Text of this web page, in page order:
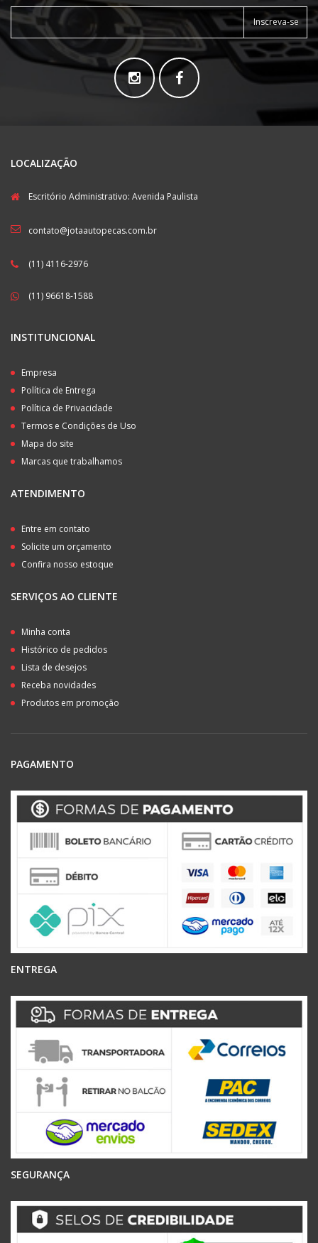
Inscreva-se
LOCALIZAÇÃO
Escritório Administrativo: Avenida Paulista
contato@jotaautopecas.com.br
(11) 4116-2976
(11) 96618-1588
INSTITUNCIONAL
Empresa
Política de Entrega
Política de Privacidade
Termos e Condições de Uso
Mapa do site
Marcas que trabalhamos
ATENDIMENTO
Entre em contato
Solicite um orçamento
Confira nosso estoque
SERVIÇOS AO CLIENTE
Minha conta
Histórico de pedidos
Lista de desejos
Receba novidades
Produtos em promoção
PAGAMENTO
ENTREGA
SEGURANÇA